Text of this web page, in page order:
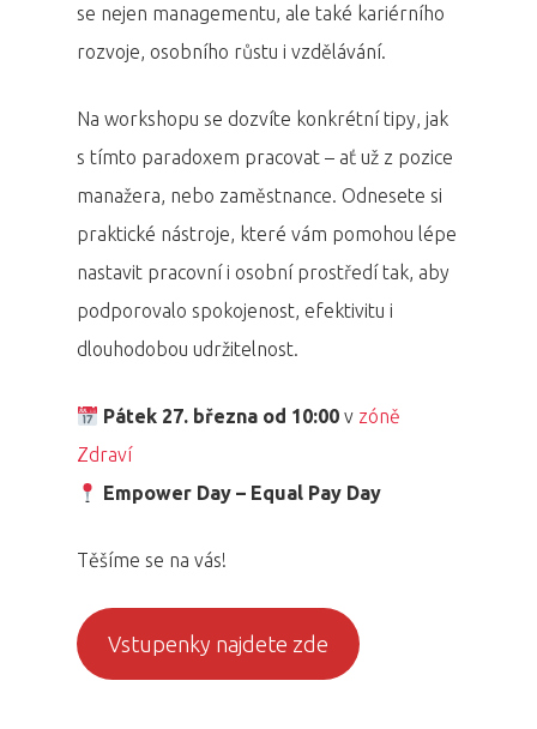
se nejen managementu, ale také kariérního
rozvoje, osobního růstu i vzdělávání.
Na workshopu se dozvíte konkrétní tipy, jak
s tímto paradoxem pracovat – ať už z pozice
manažera, nebo zaměstnance. Odnesete si
praktické nástroje, které vám pomohou lépe
nastavit pracovní i osobní prostředí tak, aby
podporovalo spokojenost, efektivitu i
dlouhodobou udržitelnost.
Pátek 27. března od 10:00 v zóně
Zdraví
Empower Day – Equal Pay Day
Těšíme se na vás!
Vstupenky najdete zde